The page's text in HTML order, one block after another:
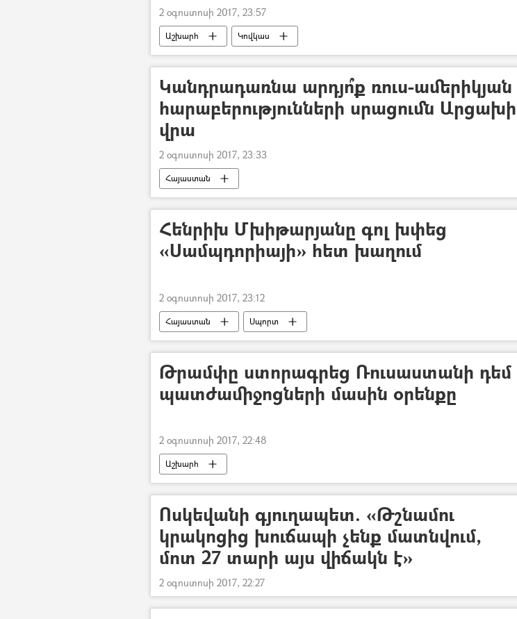
2 օգոստոսի 2017, 23:57
Աշխարհ Կովկաս
Կանդրադառնա արդյո՞ք ռուս-ամերիկյան
հարաբերությունների սրացումն Արցախի
վրա
2 օգոստոսի 2017, 23:33
Հայաստան
Հենրիխ Մխիթարյանը գոլ խփեց
«Սամպդորիայի» հետ խաղում
2 օգոստոսի 2017, 23:12
Հայաստան Սպորտ
Թրամփը ստորագրեց Ռուսաստանի դեմ
պատժամիջոցների մասին օրենքը
2 օգոստոսի 2017, 22:48
Աշխարհ
Ոսկեվանի գյուղապետ. «Թշնամու
կրակոցից խուճապի չենք մատնվում,
մոտ 27 տարի այս վիճակն է»
2 օգոստոսի 2017, 22:27